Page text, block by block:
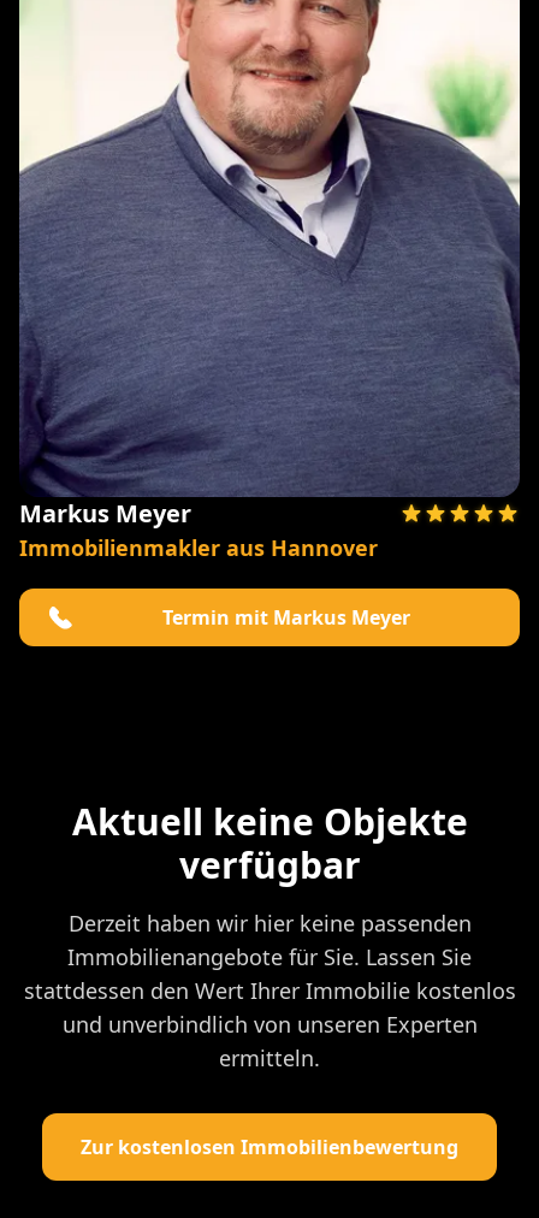
Markus Meyer
Immobilienmakler aus Hannover
Termin mit Markus Meyer
Aktuell keine Objekte
verfügbar
Derzeit haben wir hier keine passenden
Immobilienangebote für Sie. Lassen Sie
stattdessen den Wert Ihrer Immobilie kostenlos
und unverbindlich von unseren Experten
ermitteln.
Zur kostenlosen Immobilienbewertung